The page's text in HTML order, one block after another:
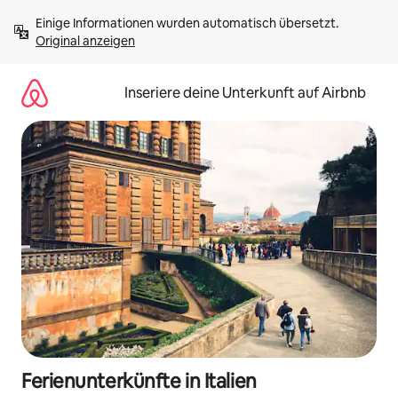
Inhalten
springenOriginal anzeigen
Inseriere deine Unterkunft auf Airbnb
Ferienunterkünfte in Italien